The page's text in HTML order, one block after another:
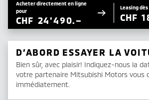
Acheter directement en ligne
pour
CHF 24'490.–
Leasing dès
CHF
D’ABORD ESSAYER LA
Bien sûr, avec plaisir! Indiquez-nous la
votre partenaire Mitsubishi Motors vous
immédiatement.